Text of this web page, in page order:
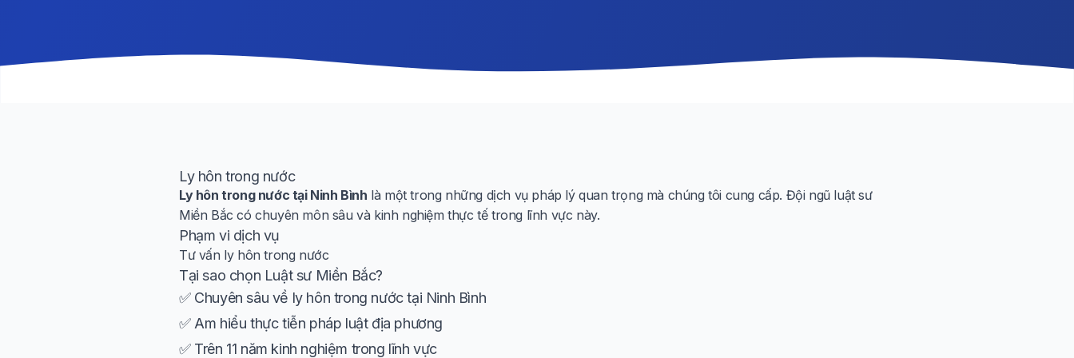
Ly hôn trong nước
Ly hôn trong nước tại Ninh Bình là một trong những dịch vụ pháp lý quan trọng mà chúng tôi cung cấp. Đội ngũ luật sư
Miền Bắc có chuyên môn sâu và kinh nghiệm thực tế trong lĩnh vực này.
Phạm vi dịch vụ
Tư vấn ly hôn trong nước
Tại sao chọn Luật sư Miền Bắc?
✅ Chuyên sâu về ly hôn trong nước tại Ninh Bình
✅ Am hiểu thực tiễn pháp luật địa phương
✅ Trên 11 năm kinh nghiệm trong lĩnh vực